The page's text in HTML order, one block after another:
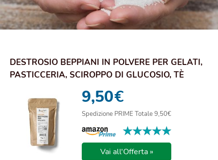
DESTROSIO BEPPIANI IN POLVERE PER GELATI,
PASTICCERIA, SCIROPPO DI GLUCOSIO, TÈ
9,50€
Spedizione PRIME Totale 9,50€
★★★★★
★★★★★
Vai all'Offerta »